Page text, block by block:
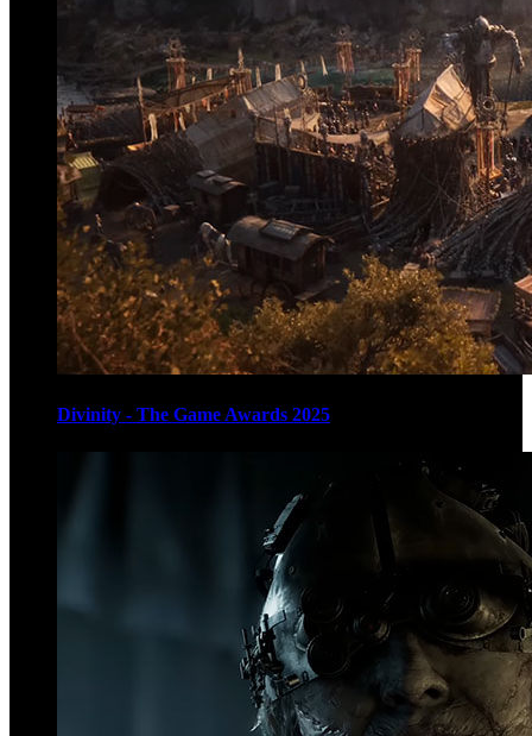
Divinity - The Game Awards 2025